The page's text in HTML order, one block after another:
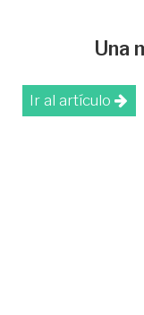
Una
Ir al artículo